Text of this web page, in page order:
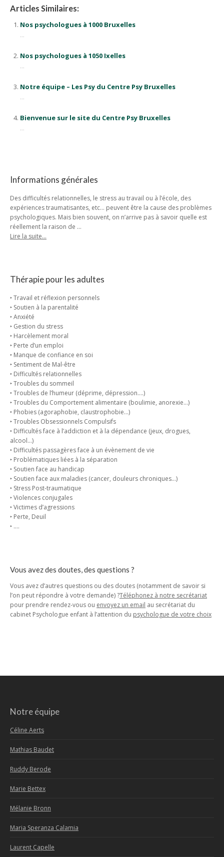
Articles Similaires:
Nos psychologues à 1000 Bruxelles
...
Nos psychologues à 1050 Ixelles
...
Notre équipe – Les Psy du Centre Psy Bruxelles
...
Bienvenue sur le site du Centre Psy Bruxelles
...
Informations générales
Des difficultés relationnelles, le stress au travail ou à l’école, des
expériences traumatisantes, etc… peuvent être la cause des problèmes
psychologiques. Mais bien souvent, on n’arrive pas à savoir quelle est
réellement la raison de …
Lire la suite…
Thérapie pour les adultes
‣ Travail et réflexion personnels
‣ Soutien à la parentalité
‣ Anxiété
‣ Gestion du stress
‣ Harcèlement moral
‣ Perte d’un emploi
‣ Manque de confiance en soi
‣ Sentiment de Mal-être
‣ Difficultés relationnelles
‣ Troubles du sommeil
‣ Troubles de l’humeur (déprime, dépression….)
‣ Troubles du Comportement alimentaire (boulimie, anorexie…)
‣ Phobies (agoraphobie, claustrophobie…)
‣ Troubles Obsessionnels Compulsifs
‣ Difficultés face à l’addiction et à la dépendance (jeux, drogues,
alcool…)
‣ Difficultés passagères face à un évènement de vie
‣ Problématiques liées à la séparation
‣ Soutien face au handicap
‣ Soutien face aux maladies (cancer, douleurs chroniques…)
‣ Stress Post-traumatique
‣ Violences conjugales
‣ Victimes d’agressions
‣ Perte, Deuil
‣ ….
Vous avez des doutes, des questions ?
Vous avez d’autres questions ou des doutes (notamment de savoir si
l’on peut répondre à votre demande) ?Téléphonez à notre secrétariat
pour prendre rendez-vous ou envoyez un email au secrétariat du
cabinet Psychologue enfant à l’attention du psychologue de votre choix
Notre équipe
Céline Aerts
Mathias Baudet
Ruddy Berode
Marie Bettex
Mélanie Bronn
Maria Speranza Calamia
Laurent Capelle